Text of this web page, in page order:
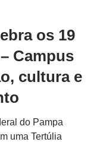
os 19
Campus
cultura e
do Pampa
uma Tertúlia